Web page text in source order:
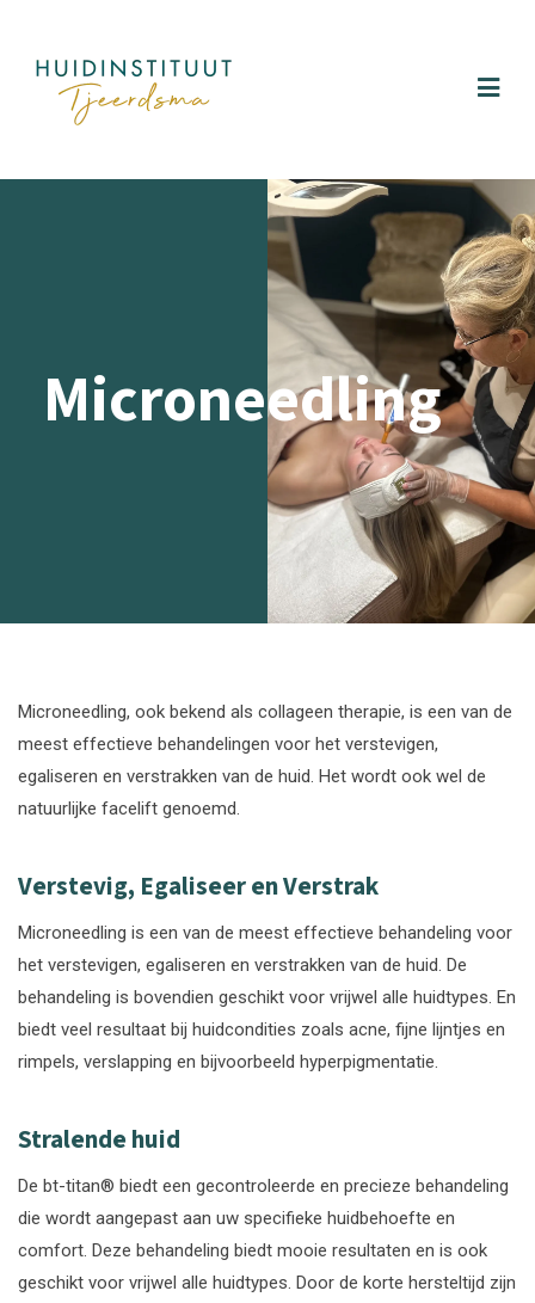
Microneedling
Microneedling, ook bekend als collageen therapie, is een van de
meest effectieve behandelingen voor het verstevigen,
egaliseren en verstrakken van de huid. Het wordt ook wel de
natuurlijke facelift genoemd.
Verstevig, Egaliseer en Verstrak
Microneedling is een van de meest effectieve behandeling voor
het verstevigen, egaliseren en verstrakken van de huid. De
behandeling is bovendien geschikt voor vrijwel alle huidtypes. En
biedt veel resultaat bij huidcondities zoals acne, fijne lijntjes en
rimpels, verslapping en bijvoorbeeld hyperpigmentatie.
Stralende huid
De bt-titan® biedt een gecontroleerde en precieze behandeling
die wordt aangepast aan uw specifieke huidbehoefte en
comfort. Deze behandeling biedt mooie resultaten en is ook
geschikt voor vrijwel alle huidtypes. Door de korte hersteltijd zijn